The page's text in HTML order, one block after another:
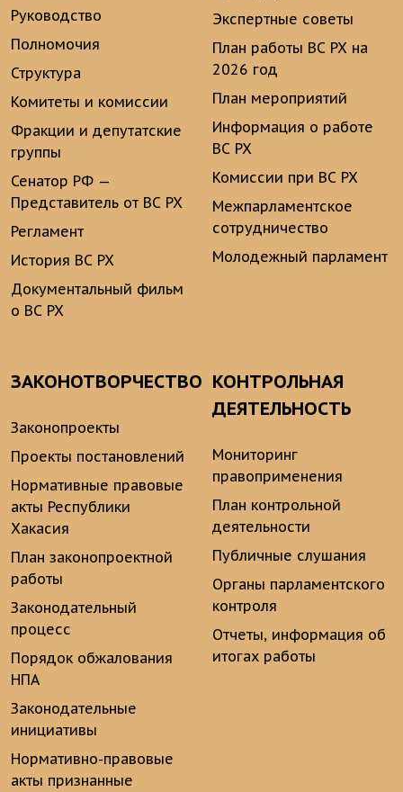
Руководство
Полномочия
Структура
Комитеты и комиссии
Фракции и депутатские
группы
Сенатор РФ —
Представитель от ВС РХ
Регламент
История ВС РХ
Документальный фильм
о ВС РХ
Экспертные советы
План работы ВС РХ на
2026 год
План мероприятий
Информация о работе
ВС РХ
Комиссии при ВС РХ
Межпарламентское
сотрудничество
Молодежный парламент
ЗАКОНОТВОРЧЕСТВО
Законопроекты
Проекты постановлений
Нормативные правовые
акты Республики
Хакасия
План законопроектной
работы
Законодательный
процесс
Порядок обжалования
НПА
Законодательные
инициативы
Нормативно-правовые
акты признанные
КОНТРОЛЬНАЯ
ДЕЯТЕЛЬНОСТЬ
Мониторинг
правоприменения
План контрольной
деятельности
Публичные слушания
Органы парламентского
контроля
Отчеты, информация об
итогах работы